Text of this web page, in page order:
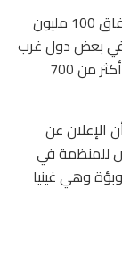
وكانت منظمة الصحة العالمية قد أعلنت عن إنفاق 100 مليون
في بعض دول غرب
أفريقيا خلال الأسابيع الماضية وأدى إلى مقتل أكثر من 700
الإعلان عن
للمنظمة في
وهي غينيا